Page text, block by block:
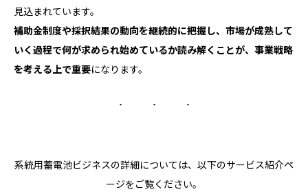
見込まれています。
補助金制度や採択結果の動向を継続的に把握し、市場が成熟して
いく過程で何が求められ始めているか読み解くことが、事業戦略
を考える上で重要になります。
系統用蓄電池ビジネスの詳細については、以下のサービス紹介ペ
ージをご覧ください。